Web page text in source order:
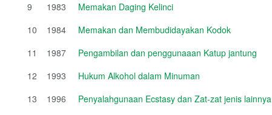
9
1983
Memakan Daging Kelinci
10
1984
Memakan dan Membudidayakan Kodok
11
1987
Pengambilan dan penggunaaan Katup jantung
12
1993
Hukum Alkohol dalam Minuman
13
1996
Penyalahgunaan Ecstasy dan Zat-zat jenis lainnya